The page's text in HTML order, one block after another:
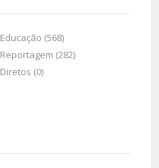
Educação (568)
Reportagem (282)
Diretos (0)